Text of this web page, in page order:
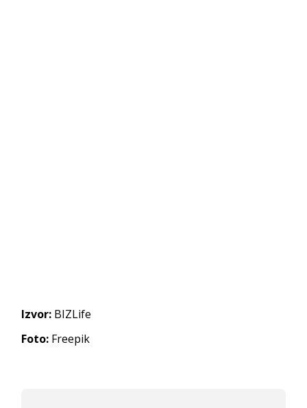
Izvor: BIZLife
Foto: Freepik